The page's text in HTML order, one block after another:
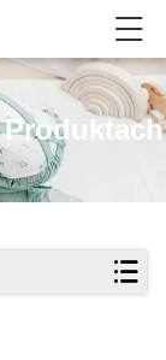
Produktach